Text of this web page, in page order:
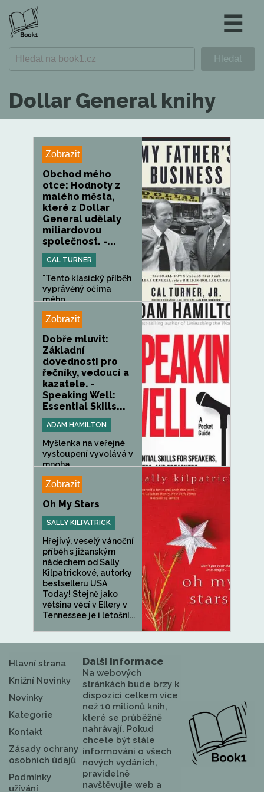
☰
Dollar General knihy
Zobrazit
Obchod mého
otce: Hodnoty z
malého města,
které z Dollar
General udělaly
miliardovou
společnost. -...
CAL TURNER
"Tento klasický příběh
vyprávěný očima
mého...
Zobrazit
Dobře mluvit:
Základní
dovednosti pro
řečníky, vedoucí a
kazatele. -
Speaking Well:
Essential Skills...
ADAM HAMILTON
Myšlenka na veřejné
vystoupení vyvolává v
mnoha...
Zobrazit
Oh My Stars
SALLY KILPATRICK
Hřejivý, veselý vánoční
příběh s jižanským
nádechem od Sally
Kilpatrickové, autorky
bestselleru USA
Today! Stejně jako
většina věcí v Ellery v
Tennessee je i letošní...
Hlavní strana
Knižní Novinky
Novinky
Kategorie
Kontakt
Zásady ochrany
osobních údajů
Podmínky
užívání
Další informace
Na webových
stránkách bude brzy k
dispozici celkem více
než 10 milionů knih,
které se průběžně
nahrávají. Pokud
chcete být stále
informováni o všech
nových vydáních,
pravidelně
navštěvujte web a